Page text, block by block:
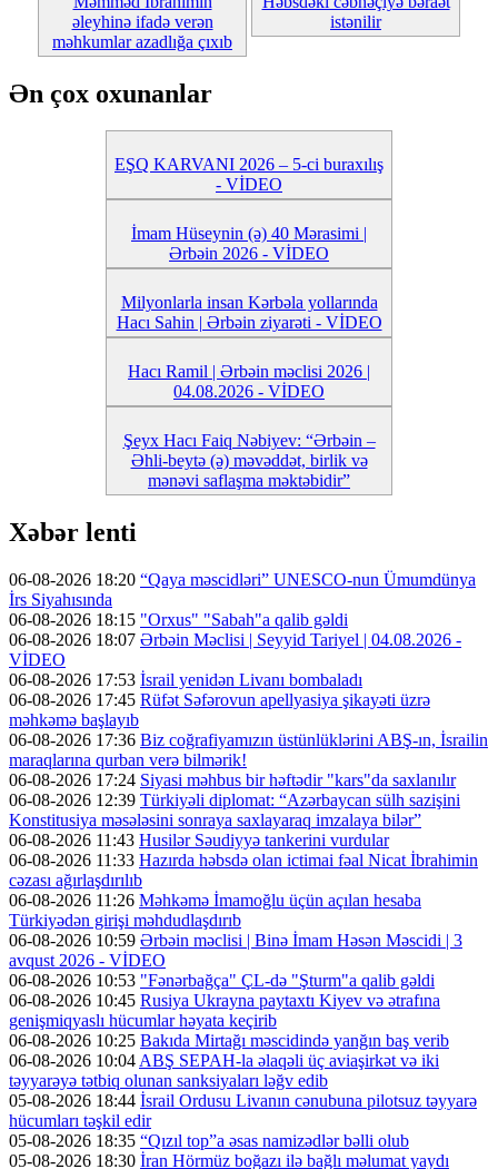
əleyhinə ifadə verən
məhkumlar azadlığa çıxıb
istənilir
Ən çox oxunanlar
EŞQ KARVANI 2026 – 5-ci buraxılış
- VİDEO
İmam Hüseynin (ə) 40 Mərasimi |
Ərbəin 2026 - VİDEO
Milyonlarla insan Kərbəla yollarında
Hacı Sahin | Ərbəin ziyarəti - VİDEO
Hacı Ramil | Ərbəin məclisi 2026 |
04.08.2026 - VİDEO
Şeyx Hacı Faiq Nəbiyev: “Ərbəin –
Əhli-beytə (ə) məvəddət, birlik və
mənəvi saflaşma məktəbidir”
Xəbər lenti
06-08-2026 18:20 “Qaya məscidləri” UNESCO-nun Ümumdünya
İrs Siyahısında
06-08-2026 18:15 "Orxus" "Sabah"a qalib gəldi
06-08-2026 18:07 Ərbəin Məclisi | Seyyid Tariyel | 04.08.2026 -
VİDEO
06-08-2026 17:53 İsrail yenidən Livanı bombaladı
06-08-2026 17:45 Rüfət Səfərovun apellyasiya şikayəti üzrə
məhkəmə başlayıb
06-08-2026 17:36 Biz coğrafiyamızın üstünlüklərini ABŞ-ın, İsrailin
maraqlarına qurban verə bilmərik!
06-08-2026 17:24 Siyasi məhbus bir həftədir "kars"da saxlanılır
06-08-2026 12:39 Türkiyəli diplomat: “Azərbaycan sülh sazişini
Konstitusiya məsələsini sonraya saxlayaraq imzalaya bilər”
06-08-2026 11:43 Husilər Səudiyyə tankerini vurdular
06-08-2026 11:33 Hazırda həbsdə olan ictimai fəal Nicat İbrahimin
cəzası ağırlaşdırılıb
06-08-2026 11:26 Məhkəmə İmamoğlu üçün açılan hesaba
Türkiyədən girişi məhdudlaşdırıb
06-08-2026 10:59 Ərbəin məclisi | Binə İmam Həsən Məscidi | 3
avqust 2026 - VİDEO
06-08-2026 10:53 "Fənərbağça" ÇL-də "Şturm"a qalib gəldi
06-08-2026 10:45 Rusiya Ukrayna paytaxtı Kiyev və ətrafına
genişmiqyaslı hücumlar həyata keçirib
06-08-2026 10:25 Bakıda Mirtağı məscidində yanğın baş verib
06-08-2026 10:04 ABŞ SEPAH-la əlaqəli üç aviaşirkət və iki
təyyarəyə tətbiq olunan sanksiyaları ləğv edib
05-08-2026 18:44 İsrail Ordusu Livanın cənubuna pilotsuz təyyarə
hücumları təşkil edir
05-08-2026 18:35 “Qızıl top”a əsas namizədlər bəlli olub
05-08-2026 18:30 İran Hörmüz boğazı ilə bağlı məlumat yaydı